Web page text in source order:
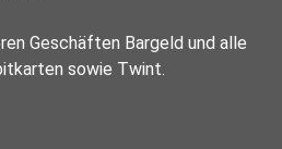
Geschäften Bargeld und alle
sowie Twint.